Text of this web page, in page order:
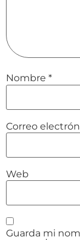
Nombre *
Correo
Web
Guarda mi